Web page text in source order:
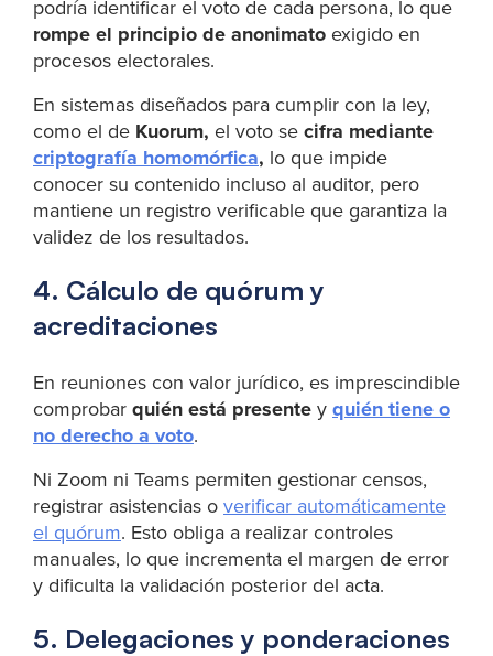
podría identificar el voto de cada persona, lo que
rompe el principio de anonimato exigido en
procesos electorales.
En sistemas diseñados para cumplir con la ley,
como el de Kuorum, el voto se cifra mediante
criptografía homomórfica, lo que impide
conocer su contenido incluso al auditor, pero
mantiene un registro verificable que garantiza la
validez de los resultados.
4. Cálculo de quórum y
acreditaciones
En reuniones con valor jurídico, es imprescindible
comprobar quién está presente y quién tiene o
no derecho a voto.
Ni Zoom ni Teams permiten gestionar censos,
registrar asistencias o verificar automáticamente
el quórum. Esto obliga a realizar controles
manuales, lo que incrementa el margen de error
y dificulta la validación posterior del acta.
5. Delegaciones y ponderaciones